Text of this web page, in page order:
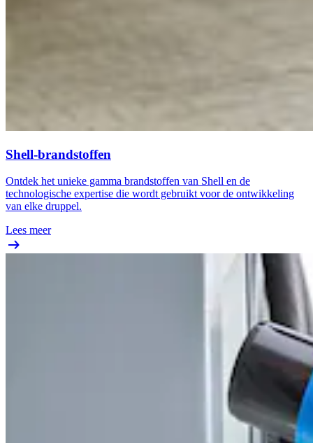
Shell-brandstoffen
Ontdek het unieke gamma brandstoffen van Shell en de
technologische expertise die wordt gebruikt voor de ontwikkeling
van elke druppel.
Lees meer